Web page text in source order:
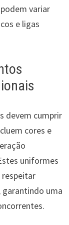
variar
e ligas
devem cumprir
cores e
uniformes
respeitar
uma